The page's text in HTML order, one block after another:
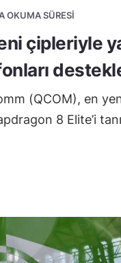
OKUMA SÜRESI
çipleriyle
(QCOM), en
8 Elite’i